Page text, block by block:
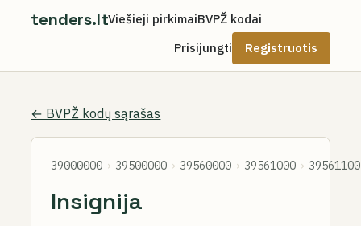
tenders.ltViešieji pirkimaiBVPŽ kodai
Prisijungti
Registruotis
← BVPŽ kodų sąrašas
39000000 › 39500000 › 39560000 › 39561000 › 39561100
Insignija